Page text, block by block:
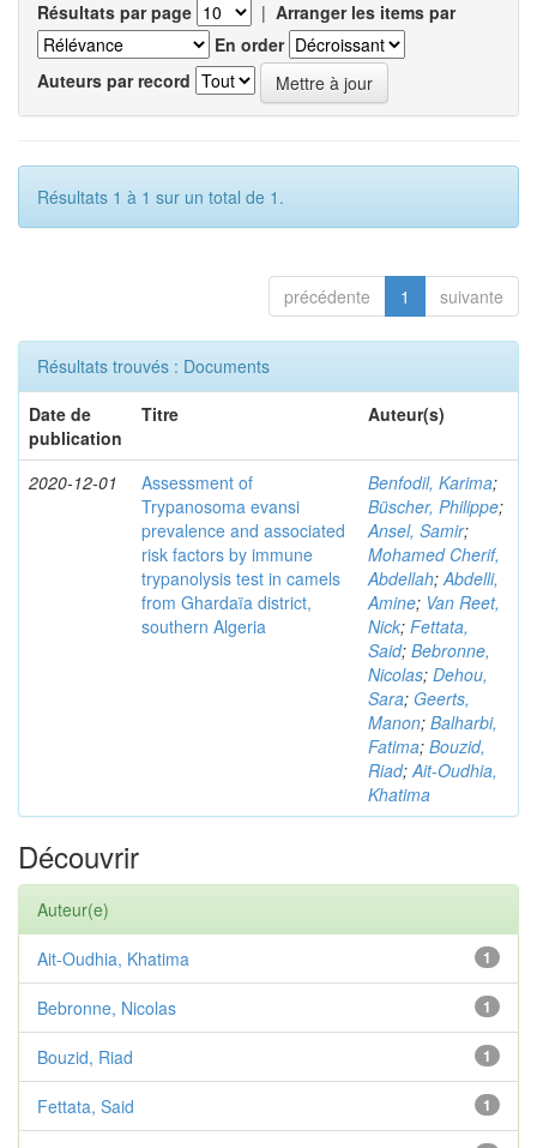
Résultats par page | Arranger les items par
En order
Auteurs par record
Résultats 1 à 1 sur un total de 1.
précédente 1 suivante
Résultats trouvés : Documents
Date de
publication
Titre Auteur(s)
2020-12-01
Assessment of
Trypanosoma evansi
prevalence and associated
risk factors by immune
trypanolysis test in camels
from Ghardaïa district,
southern Algeria
Benfodil, Karima;
Büscher, Philippe;
Ansel, Samir;
Mohamed Cherif,
Abdellah;Abdelli,
Amine; Van Reet,
Nick; Fettata,
Said; Bebronne,
Nicolas; Dehou,
Sara; Geerts,
Manon; Balharbi,
Fatima; Bouzid,
Riad;Ait-Oudhia,
Khatima
Découvrir
Auteur(e)
1
Ait-Oudhia, Khatima
1
Bebronne, Nicolas
1
Bouzid, Riad
1
Fettata, Said